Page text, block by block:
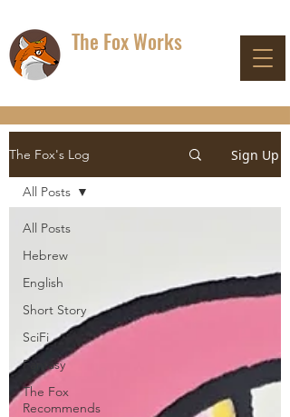
The Fox Works
The Fox's Log Sign Up
All Posts
Hebrew
English
Short Story
SciFi
Fantasy
The Fox
Recommends
All Posts